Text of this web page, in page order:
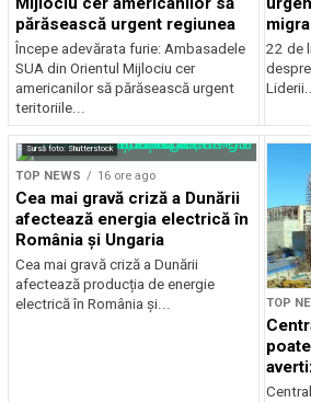
părăsească urgent regiunea
Începe adevărata furie: Ambasadele
SUA din Orientul Mijlociu cer
americanilor să părăsească urgent
teritoriile...
22 de
Sursă foto: Shutterstock
TOP NEWS 16 ore ago
Cea mai gravă criză a Dunării
afectează energia electrică în
România și Ungaria
Cea mai gravă criză a Dunării
afectează producția de energie
electrică în România și...
TOP